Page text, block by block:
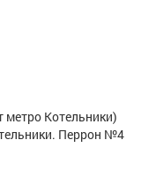
метро Котельники)
Перрон №4